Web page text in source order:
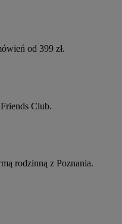
od 399 zł.
Club.
rodzinną z Poznania.